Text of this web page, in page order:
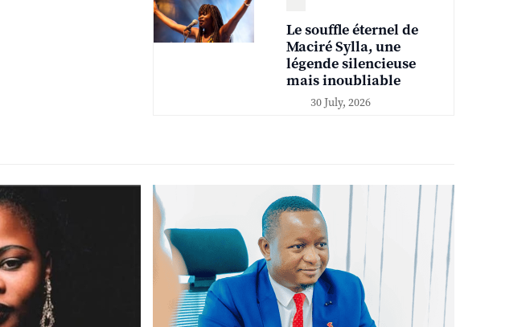
Le souffle éternel de
Maciré Sylla, une
légende silencieuse
mais inoubliable
30 July, 2026